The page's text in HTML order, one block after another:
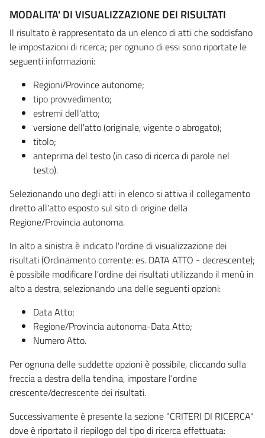
MODALITA' DI VISUALIZZAZIONE DEI RISULTATI
Il risultato è rappresentato da un elenco di atti che soddisfano
le impostazioni di ricerca; per ognuno di essi sono riportate le
seguenti informazioni:
Regioni/Province autonome;
tipo provvedimento;
estremi dell'atto;
versione dell'atto (originale, vigente o abrogato);
titolo;
anteprima del testo (in caso di ricerca di parole nel
testo).
Selezionando uno degli atti in elenco si attiva il collegamento
diretto all'atto esposto sul sito di origine della
Regione/Provincia autonoma.
In alto a sinistra è indicato l'ordine di visualizzazione dei
risultati (Ordinamento corrente: es. DATA ATTO - decrescente);
è possibile modificare l'ordine dei risultati utilizzando il menù in
alto a destra, selezionando una delle seguenti opzioni:
Data Atto;
Regione/Provincia autonoma-Data Atto;
Numero Atto.
Per ognuna delle suddette opzioni è possibile, cliccando sulla
freccia a destra della tendina, impostare l'ordine
crescente/decrescente dei risultati.
Successivamente è presente la sezione "CRITERI DI RICERCA"
dove è riportato il riepilogo del tipo di ricerca effettuata: